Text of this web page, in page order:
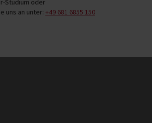
Team des Studiensekretariates
Studium oder
uns an unter: +49 681 6855 150